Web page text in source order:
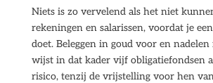
Niets is zo vervelend als het niet
rekeningen en salarissen, voordat je
doet. Beleggen in goud voor en
wijst in dat kader vijf obligatiefondsen
risico, tenzij de vrijstelling voor hen